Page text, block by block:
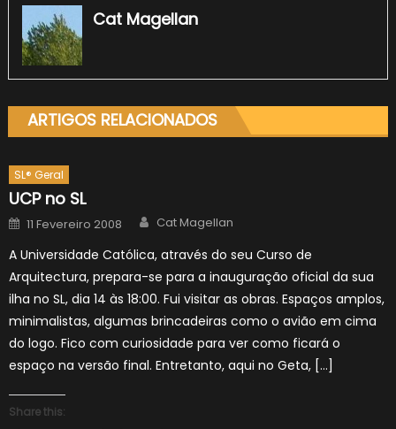
Cat Magellan
ARTIGOS RELACIONADOS
SL® Geral
UCP no SL
Posted
on
11 Fevereiro 2008 Author
Cat Magellan
A Universidade Católica, através do seu Curso de
Arquitectura, prepara-se para a inauguração oficial da sua
ilha no SL, dia 14 às 18:00. Fui visitar as obras. Espaços amplos,
minimalistas, algumas brincadeiras como o avião em cima
do logo. Fico com curiosidade para ver como ficará o
espaço na versão final. Entretanto, aqui no Geta, […]
Share this: